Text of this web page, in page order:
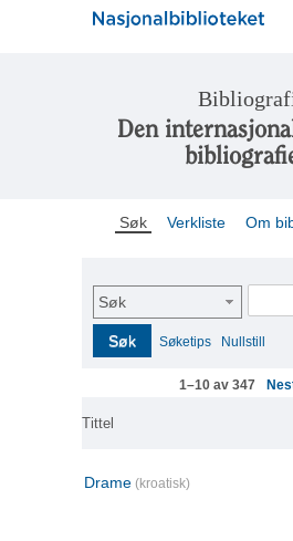
Den
Søk Verkliste Om
Søk
Søk Søketips Nullstill
1–10 av 347
Tittel
Drame (kroatisk)